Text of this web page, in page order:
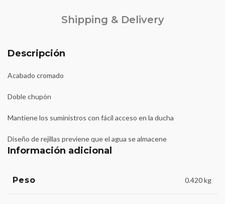
Shipping & Delivery
Descripción
Acabado cromado
Doble chupón
Mantiene los suministros con fácil acceso en la ducha
Diseño de rejillas previene que el agua se almacene
Información adicional
Peso 0.420 kg